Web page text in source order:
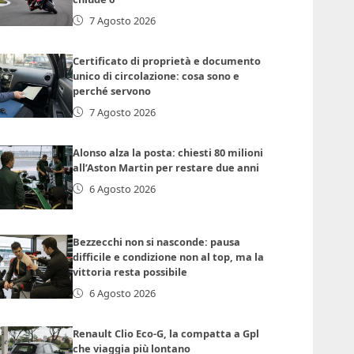
7 Agosto 2026
Certificato di proprietà e documento
unico di circolazione: cosa sono e
perché servono
7 Agosto 2026
Alonso alza la posta: chiesti 80 milioni
all’Aston Martin per restare due anni
6 Agosto 2026
Bezzecchi non si nasconde: pausa
difficile e condizione non al top, ma la
vittoria resta possibile
6 Agosto 2026
Renault Clio Eco-G, la compatta a Gpl
che viaggia più lontano